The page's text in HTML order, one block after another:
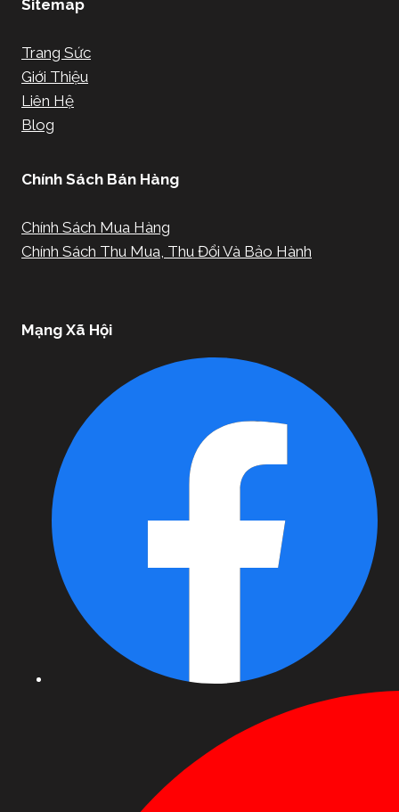
Sitemap
Trang Sức
Giới Thiệu
Liên Hệ
Blog
Chính Sách Bán Hàng
Chính Sách Mua Hàng
Chính Sách Thu Mua, Thu Đổi Và Bảo Hành
Mạng Xã Hội